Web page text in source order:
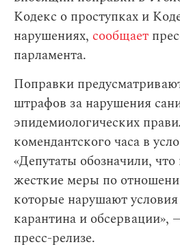
Кодекс о проступках и
нарушениях, сообщает
парламента.
Поправки
штрафов за нарушения
эпидемиологических
комендантского часа в
«Депутаты обозначили,
жесткие меры по
которые нарушают
карантина и обсервации»,
пресс-релизе.